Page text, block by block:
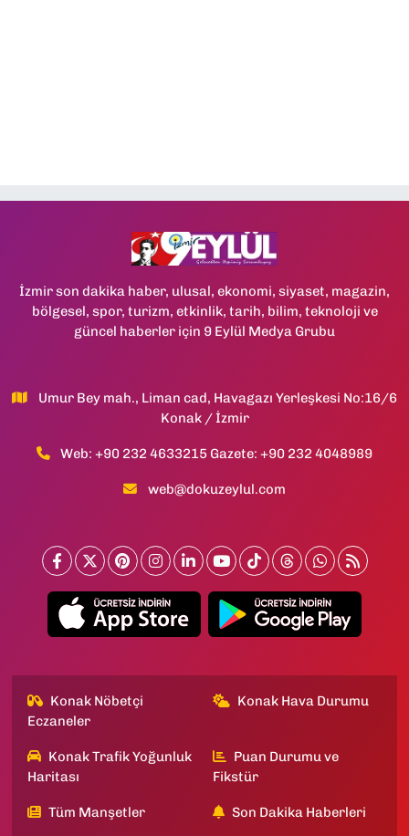
İzmir son dakika haber, ulusal, ekonomi, siyaset, magazin,
bölgesel, spor, turizm, etkinlik, tarih, bilim, teknoloji ve
güncel haberler için 9 Eylül Medya Grubu
Umur Bey mah., Liman cad, Havagazı Yerleşkesi No:16/6
Konak / İzmir
Web: +90 232 4633215 Gazete: +90 232 4048989
web@dokuzeylul.com
Konak Nöbetçi
Eczaneler
Konak Hava Durumu
Konak Trafik Yoğunluk
Haritası
Puan Durumu ve
Fikstür
Tüm Manşetler Son Dakika Haberleri